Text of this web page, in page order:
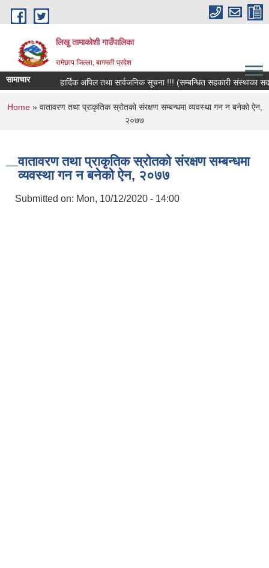
Skip to main content
लिखु तामाकोशी गाउँपालिका
रामेछाप जिल्ला, बागमती प्रदेश
सामाचार हार्दिक अपिल तथा सार्वजनिक सूचना !!! (सम्बन्धित सहकारी संस्थाका
You are here
Home» वातावरण तथा प्राकृतिक स्रोतको संरक्षण सम्बन्धमा व्यवस्था गन न बनेको ऐन,
२०७७
वातावरण तथा प्राकृतिक स्रोतको संरक्षण सम्बन्धमा
व्यवस्था गन न बनेको ऐन, २०७७
Submitted on: Mon, 10/12/2020 - 14:00